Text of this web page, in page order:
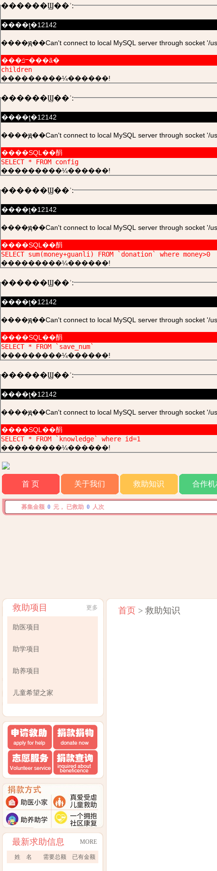
������Ϣ��ʾ:
����ţ�12142
����ԭ��Can't connect to local MySQL server through socket '/
���ݿⲻ���ã�
children
���������¼������!
������Ϣ��ʾ:
����ţ�12142
����ԭ��Can't connect to local MySQL server through socket '/
����SQL��䣺
SELECT * FROM config
���������¼������!
������Ϣ��ʾ:
����ţ�12142
����ԭ��Can't connect to local MySQL server through socket '/
����SQL��䣺
SELECT sum(money+guanli) FROM `donation` where money>0
���������¼������!
������Ϣ��ʾ:
����ţ�12142
����ԭ��Can't connect to local MySQL server through socket '/
����SQL��䣺
SELECT * FROM `save_num`
���������¼������!
������Ϣ��ʾ:
����ţ�12142
����ԭ��Can't connect to local MySQL server through socket '/
����SQL��䣺
SELECT * FROM `knowledge` where id=1
���������¼������!
首 页 关于我们 救助知识 合作机
募集金额 0元， 已救助 0人次
更多
救助项目
助医项目
助学项目
助养项目
儿童希望之家
MORE
最新求助信息
姓 名 需要总额 已有金额
首页 > 救助知识